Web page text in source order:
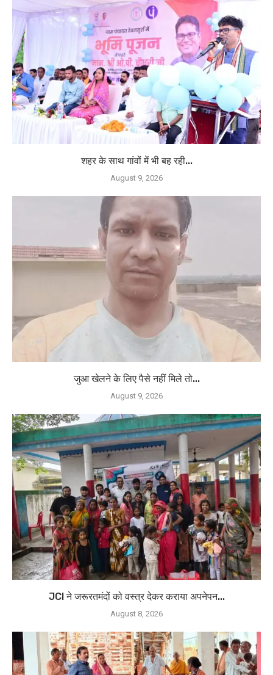
शहर के साथ गांवों में भी बह रही...
August 9, 2026
जुआ खेलने के लिए पैसे नहीं मिले तो...
August 9, 2026
JCI ने जरूरतमंदों को वस्त्र देकर कराया अपनेपन...
August 8, 2026